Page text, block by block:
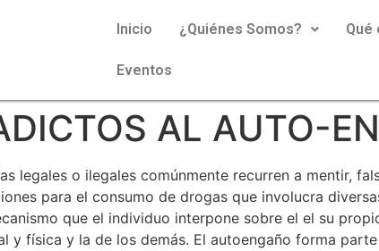
Inicio ¿Quiénes Somos? Qué
Eventos
AL AUTO-
legales o ilegales comúnmente recurren a mentir,
para el consumo de drogas que involucra
que el individuo interpone sobre el el su
y física y la de los demás. El autoengaño forma